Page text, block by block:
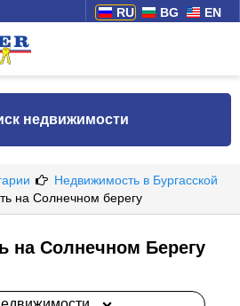
RU BG EN
недвижимости
Недвижимость в Бургасской
на Солнечном берегу
на Солнечном Берегу